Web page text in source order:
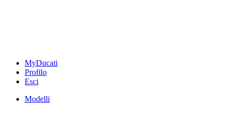
MyDucati
Profilo
Esci
Modelli